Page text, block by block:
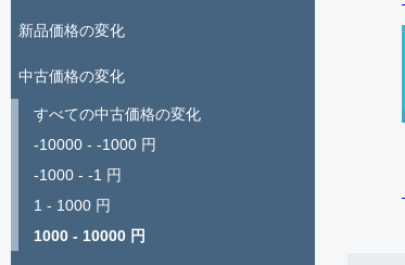
新品価格の変化
中古価格の変化
すべての中古価格の変化
-10000 - -1000 円
-1000 - -1 円
1 - 1000 円
1000 - 10000 円